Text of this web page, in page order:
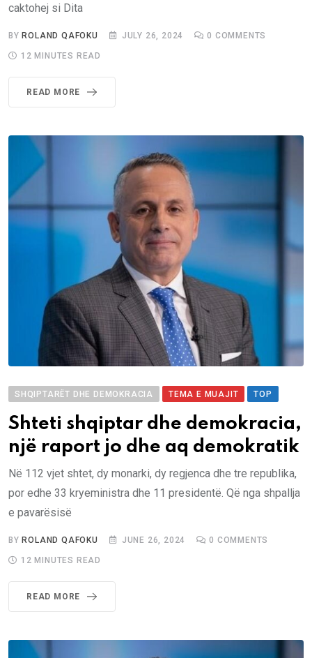
caktohej si Dita
BYROLAND QAFOKU JULY 26, 2024 0 COMMENTS
12 MINUTES READ
READ MORE
SHQIPTARËT DHE DEMOKRACIA TEMA E MUAJIT TOP
Shteti shqiptar dhe demokracia,
një raport jo dhe aq demokratik
Në 112 vjet shtet, dy monarki, dy regjenca dhe tre republika,
por edhe 33 kryeministra dhe 11 presidentë. Që nga shpallja
e pavarësisë
BY ROLAND QAFOKU JUNE 26, 2024 0 COMMENTS
12 MINUTES READ
READ MORE